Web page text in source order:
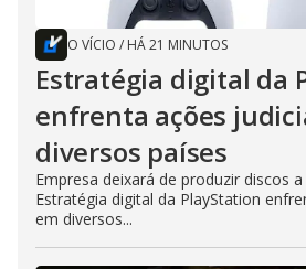
O VÍCIO / HÁ 21 MINUTOS
Estratégia digital da
enfrenta ações
diversos países
Empresa deixará de produzir discos
Estratégia digital da PlayStation
em diversos...